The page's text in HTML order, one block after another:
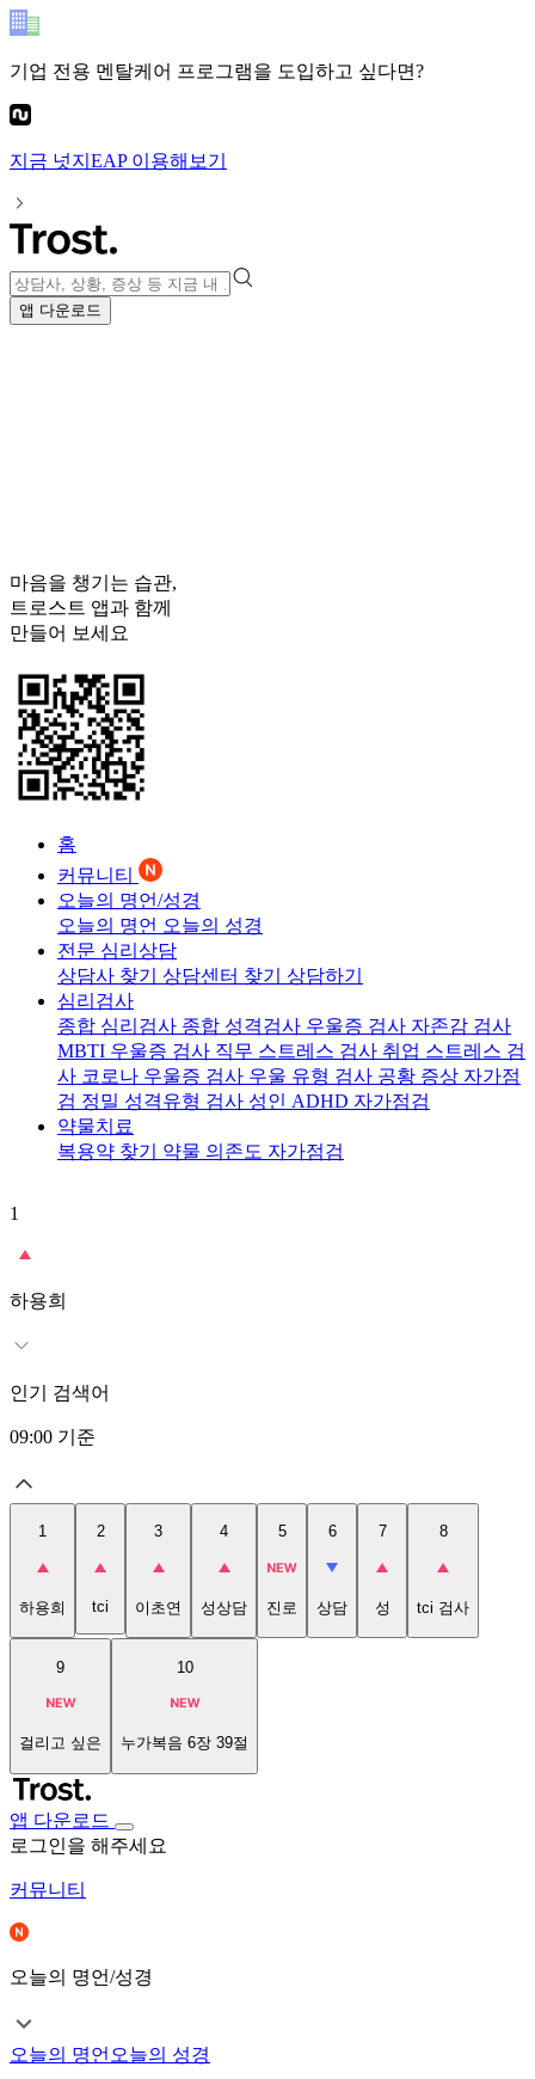
기업 전용 멘탈케어 프로그램을 도입하고 싶다면?
지금 넛지EAP이용해보기
앱 다운로드
마음을 챙기는 습관,
트로스트 앱과 함께
만들어 보세요
홈
커뮤니티
오늘의 명언/성경
오늘의 명언 오늘의 성경
전문 심리상담
상담사 찾기 상담센터 찾기 상담하기
심리검사
종합 심리검사 종합 성격검사 우울증 검사 자존감 검사
MBTI 우울증 검사 직무 스트레스 검사 취업 스트레스 검
사 코로나 우울증 검사 우울 유형 검사 공황 증상 자가점
검 정밀 성격유형 검사 성인 ADHD 자가점검
약물치료
복용약 찾기 약물 의존도 자가점검
1
하용희
인기 검색어
09:00 기준
1
하용희
2
tci
3
이초연
4
성상담
5
진로
6
상담
7
성
8
tci 검사
9
걸리고 싶은
10
누가복음 6장 39절
앱 다운로드
로그인을 해주세요
커뮤니티
오늘의 명언/성경
오늘의 명언 오늘의 성경